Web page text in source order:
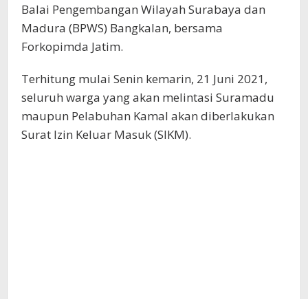
Balai Pengembangan Wilayah Surabaya dan
Madura (BPWS) Bangkalan, bersama
Forkopimda Jatim.
Terhitung mulai Senin kemarin, 21 Juni 2021,
seluruh warga yang akan melintasi Suramadu
maupun Pelabuhan Kamal akan diberlakukan
Surat Izin Keluar Masuk (SIKM).